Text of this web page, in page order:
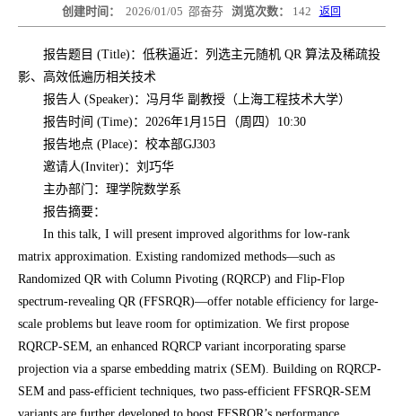
创建时间： 2026/01/05 邵奋芬 浏览次数： 142 返回
报告题目 (Title)：低秩逼近：列选主元随机 QR 算法及稀疏投
影、高效低遍历相关技术
报告人 (Speaker)：冯月华 副教授（上海工程技术大学）
报告时间 (Time)：2026年1月15日（周四）10:30
报告地点 (Place)：校本部GJ303
邀请人(Inviter)：刘巧华
主办部门：理学院数学系
报告摘要：
In this talk, I will present improved algorithms for low-rank
matrix approximation. Existing randomized methods—such as
Randomized QR with Column Pivoting (RQRCP) and Flip-Flop
spectrum-revealing QR (FFSRQR)—offer notable efficiency for large-
scale problems but leave room for optimization. We first propose
RQRCP-SEM, an enhanced RQRCP variant incorporating sparse
projection via a sparse embedding matrix (SEM). Building on RQRCP-
SEM and pass-efficient techniques, two pass-efficient FFSRQR-SEM